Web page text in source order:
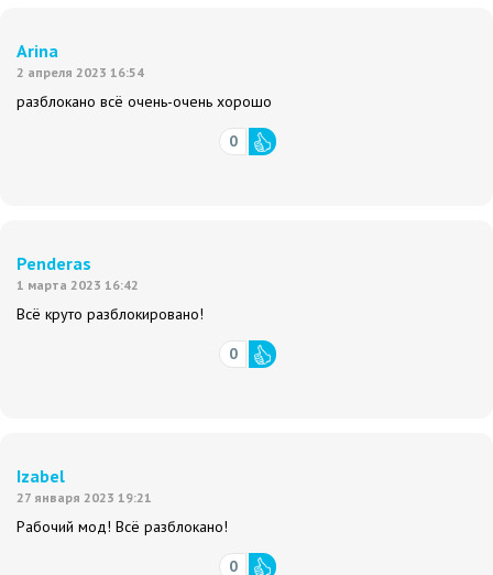
Arina
2 апреля 2023 16:54
разблокано всё очень-очень хорошо
0
Penderas
1 марта 2023 16:42
Всё круто разблокировано!
0
Izabel
27 января 2023 19:21
Рабочий мод! Всё разблокано!
0